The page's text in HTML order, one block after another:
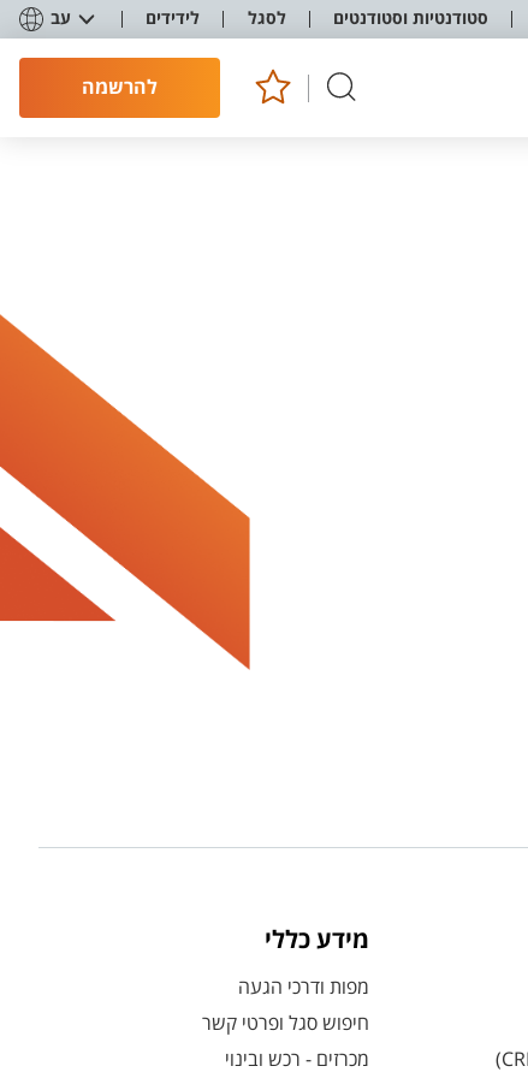
סטודנטיות וסטודנטים לסגל לידידים עב
להרשמה
מידע כללי
מפות ודרכי הגעה
חיפוש סגל ופרטי קשר
מכרזים - רכש ובינוי